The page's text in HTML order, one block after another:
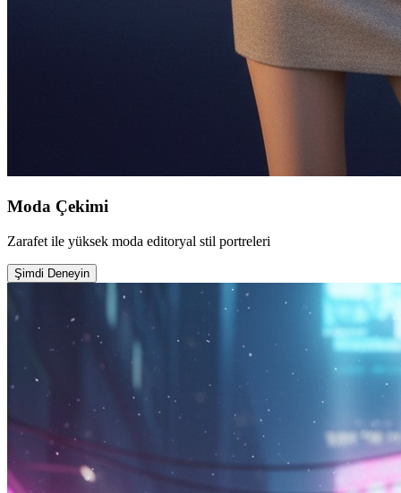
Moda Çekimi
Zarafet ile yüksek moda editoryal stil portreleri
Şimdi Deneyin